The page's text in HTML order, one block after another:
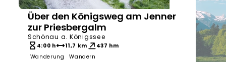
Bergerlebnis Berchtesgaden
Über den Königsweg am Jenner
zur Priesbergalm
Schönau a. Königssee
4:00 h 11,7 km
437 hm
Wanderung
Wandern